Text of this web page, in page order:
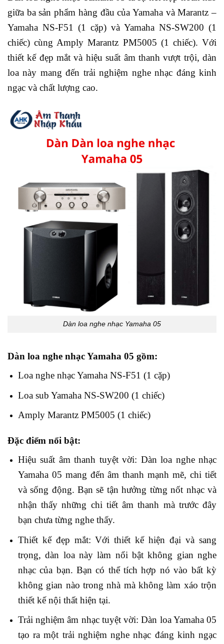
giữa ba sản phẩm hàng đầu của Yamaha và Marantz –
Yamaha NS-F51 (1 cặp) và Yamaha NS-SW200 (1
chiếc) cùng Amply Marantz PM5005 (1 chiếc). Với
thiết kế đẹp mắt và hiệu suất âm thanh vượt trội, dàn
loa này mang đến trải nghiệm nghe nhạc đáng kinh
ngạc và chất lượng cao.
Dàn loa nghe nhạc Yamaha 05
Dàn loa nghe nhạc Yamaha 05 gồm:
Loa nghe nhạc Yamaha NS-F51 (1 cặp)
Loa sub Yamaha NS-SW200 (1 chiếc)
Amply Marantz PM5005 (1 chiếc)
Đặc điểm nổi bật:
Hiệu suất âm thanh tuyệt vời: Dàn loa nghe nhạc
Yamaha 05 mang đến âm thanh mạnh mẽ, chi tiết
và sống động. Bạn sẽ tận hưởng từng nốt nhạc và
nhận thấy những chi tiết âm thanh mà trước đây
bạn chưa từng nghe thấy.
Thiết kế đẹp mắt: Với thiết kế hiện đại và sang
trọng, dàn loa này làm nổi bật không gian nghe
nhạc của bạn. Bạn có thể tích hợp nó vào bất kỳ
không gian nào trong nhà mà không làm xáo trộn
thiết kế nội thất hiện tại.
Trải nghiệm âm nhạc tuyệt vời: Dàn loa Yamaha 05
tạo ra một trải nghiệm nghe nhạc đáng kinh ngạc